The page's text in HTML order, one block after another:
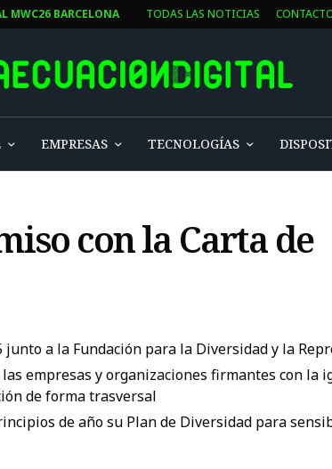
MWC26 BARCELONA TODAS LAS NOTICIAS
EMPRESAS TECNOLOGÍAS
con la Carta de
a la Fundación para la Diversidad y la
empresas y organizaciones firmantes con la
de forma trasversal
de año su Plan de Diversidad para